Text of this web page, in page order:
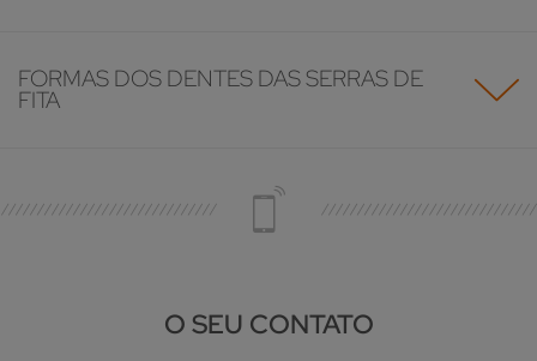
FORMAS DOS DENTES DAS SERRAS DE
FITA
O SEU CONTATO